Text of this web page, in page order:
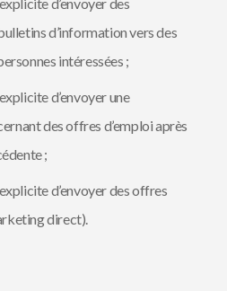
d’information vers des
intéressées ;
d’envoyer une
des offres d’emploi après
;
d’envoyer des offres
direct).